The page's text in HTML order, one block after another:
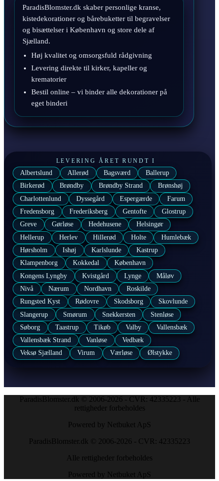
ParadisBlomster.dk skaber personlige kranse,
kistedekorationer og bårebuketter til begravelser
og bisættelser i København og store dele af
Sjælland.
Høj kvalitet og omsorgsfuld rådgivning
Levering direkte til kirker, kapeller og
krematorier
Bestil online – vi binder alle dekorationer på
eget binderi
LEVERING ÅRET RUNDT I
Albertslund Allerød Bagsværd
Ballerup
Birkerød
Brøndby Brøndby Strand
Brønshøj
Charlottenlund
Dyssegård Espergærde
Farum
Fredensborg
Frederiksberg Gentofte
Glostrup
Greve
Gørløse Hedehusene
Helsingør
Hellerup
Herlev Hillerød Holte
Humlebæk
Hørsholm
Ishøj Karlslunde
Kastrup
Klampenborg
Kokkedal
København
Kongens Lyngby
Kvistgård Lynge
Måløv
Nivå
Nærum Nordhavn
Roskilde
Rungsted Kyst
Rødovre Skodsborg
Skovlunde
Slangerup
Smørum Snekkersten
Stenløse
Søborg
Taastrup Tikøb Valby
Vallensbæk
Vallensbæk Strand
Vanløse
Vedbæk
Veksø Sjælland
Virum Værløse Ølstykke
ParadisBlomster.dk © 2006-2026 - CVR: 42335223 - Alle
rettigheder forbeholdes
Powered by Netbuket ApS
ParadisBlomster.dk © 2006-2026 - CVR: 42335223
Alle rettigheder forbeholdes
Powered by Netbuket ApS